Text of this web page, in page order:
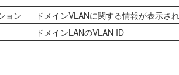
ョン
ドメインVLANに関する情報が表示さ
ドメインLANのVLAN ID